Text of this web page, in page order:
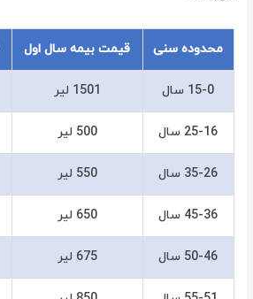
محدوده سنی قیمت بیمه سال اول
15-0 سال 1501 لیر
25-16 سال 500 لیر
35-26 سال 550 لیر
45-36 سال 650 لیر
50-46 سال 675 لیر